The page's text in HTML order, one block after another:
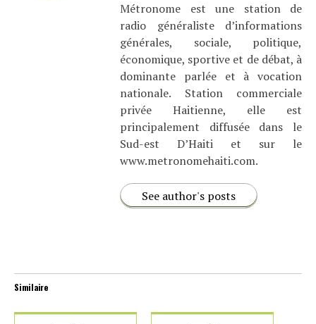
Métronome est une station de
radio généraliste d’informations
générales, sociale, politique,
économique, sportive et de débat, à
dominante parlée et à vocation
nationale. Station commerciale
privée Haitienne, elle est
principalement diffusée dans le
Sud-est D’Haiti et sur le
www.metronomehaiti.com.
See author's posts
Similaire